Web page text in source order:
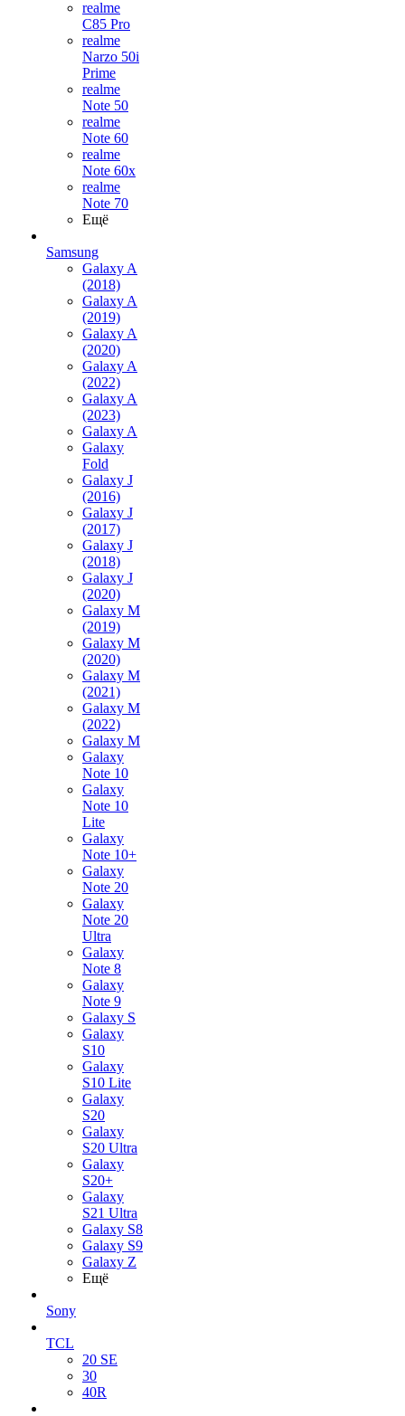
realme
C85 Pro
realme
Narzo 50i
Prime
realme
Note 50
realme
Note 60
realme
Note 60x
realme
Note 70
Ещё
Samsung
Galaxy A
(2018)
Galaxy A
(2019)
Galaxy A
(2020)
Galaxy A
(2022)
Galaxy A
(2023)
Galaxy A
Galaxy
Fold
Galaxy J
(2016)
Galaxy J
(2017)
Galaxy J
(2018)
Galaxy J
(2020)
Galaxy M
(2019)
Galaxy M
(2020)
Galaxy M
(2021)
Galaxy M
(2022)
Galaxy M
Galaxy
Note 10
Galaxy
Note 10
Lite
Galaxy
Note 10+
Galaxy
Note 20
Galaxy
Note 20
Ultra
Galaxy
Note 8
Galaxy
Note 9
Galaxy S
Galaxy
S10
Galaxy
S10 Lite
Galaxy
S20
Galaxy
S20 Ultra
Galaxy
S20+
Galaxy
S21 Ultra
Galaxy S8
Galaxy S9
Galaxy Z
Ещё
Sony
TCL
20 SE
30
40R